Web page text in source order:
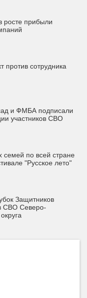
росте прибыли
против сотрудника
и ФМБА подписали
участников СВО
по всей стране
"Русское лето"
Защитников
СВО Северо-